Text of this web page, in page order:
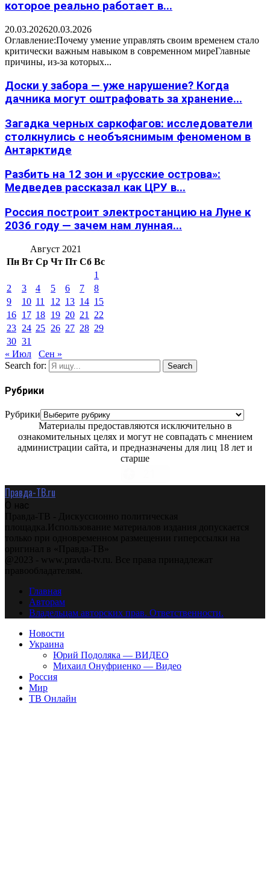
которое реально работает в...
20.03.202620.03.2026
Оглавление:Почему умение управлять своим временем стало
критически важным навыком в современном миреГлавные
причины, из-за которых...
Доски у забора — уже нарушение? Когда
дачника могут оштрафовать за хранение...
Загадка черных саркофагов: исследователи
столкнулись с необъяснимым феноменом в
Антарктиде
Разбить на 12 зон и «русские острова»:
Медведев рассказал как ЦРУ в...
Россия построит электростанцию на Луне к
2036 году — зачем нам лунная...
Август 2021
Пн Вт Ср Чт Пт Сб Вс
1
2
3 4 5 6 7
8
9
10 11 12 13 14 15
16 17 18 19 20 21
22
23 24 25 26 27 28 29
30 31
« Июл
Сен »
Search for:
Search
Рубрики
Рубрики
Материалы предоставляются исключительно в
ознакомительных целях и могут не совпадать с мнением
администрации сайта, и предназначены для лиц 18 лет и
старше
Правда-ТВ.ru
О нас
Правда-ТВ - Дискуссионно политическая
площадка.Использование материалов издания допускается
только при одновременном размещении гиперссылки на
оригинал в «Правда-ТВ»
@2023 - www.pravda-tv.ru. Все права принадлежат
правообладателям.
Главная
Авторам
Владельцам авторских прав. Ответственности.
Новости
Украина
Юрий Подоляка — ВИДЕО
Михаил Онуфриенко — Видео
Россия
Мир
ТВ Онлайн